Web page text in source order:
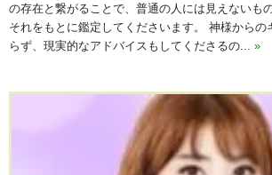
の存在と繋がることで、普通の人には見えないも
それをもとに鑑定してくださいます。 神様からの
らず、現実的なアドバイスもしてくださるの... »